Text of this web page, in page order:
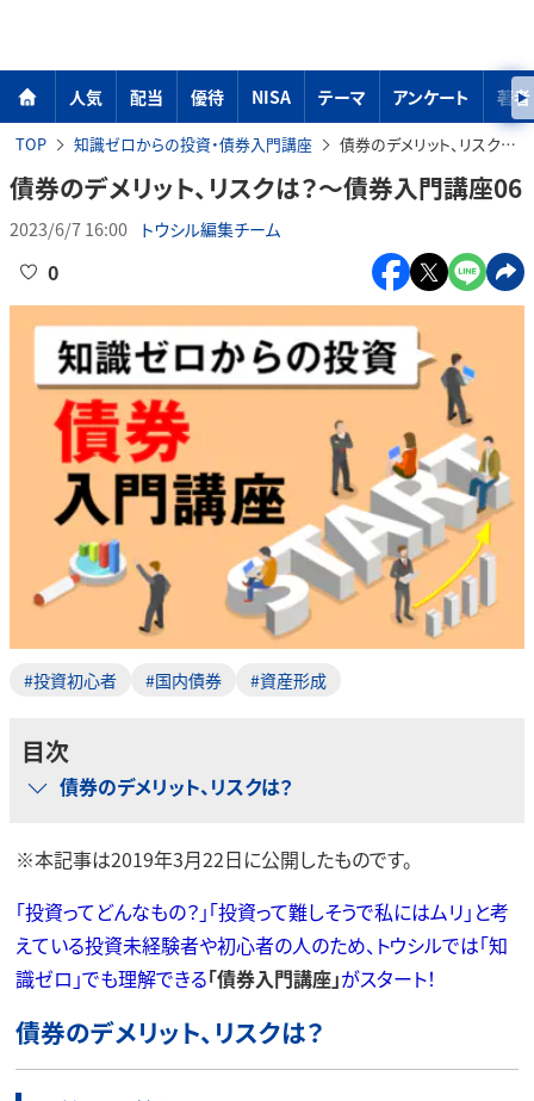
人気 配当 優待 NISA テーマ アンケート 著者
TOP 知識ゼロからの投資・債券入門講座 債券のデメリット、リスクは？～債券入門講座06
債券のデメリット、リスクは？～債券入門講座06
2023/6/7 16:00 トウシル編集チーム
0
#投資初心者 #国内債券 #資産形成
目次
債券のデメリット、リスクは？
※本記事は2019年3月22日に公開したものです。
「投資ってどんなもの？」「投資って難しそうで私にはムリ」と考
えている投資未経験者や初心者の人のため、トウシルでは「知
識ゼロ」でも理解できる「債券入門講座」がスタート！
債券のデメリット、リスクは？